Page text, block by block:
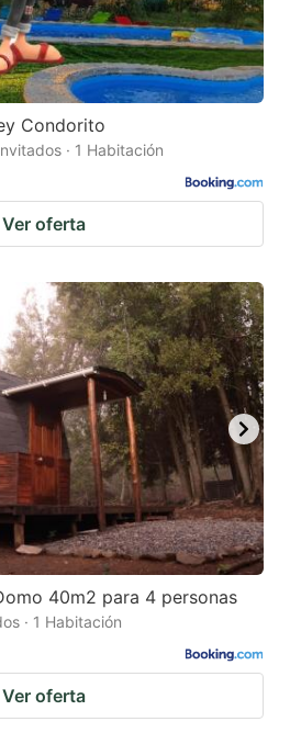
Condorito
· 1 Habitación
Ver oferta
40m2 para 4 personas
· 1 Habitación
Ver oferta